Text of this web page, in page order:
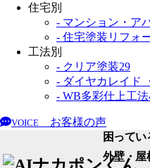
住宅別
- マンション・ア
- 住宅塗装リフォ
工法別
- クリア塗装29
- ダイヤカレイド
- WB多彩仕上工法
VOICE
お客様の声
困ってい
外壁・屋